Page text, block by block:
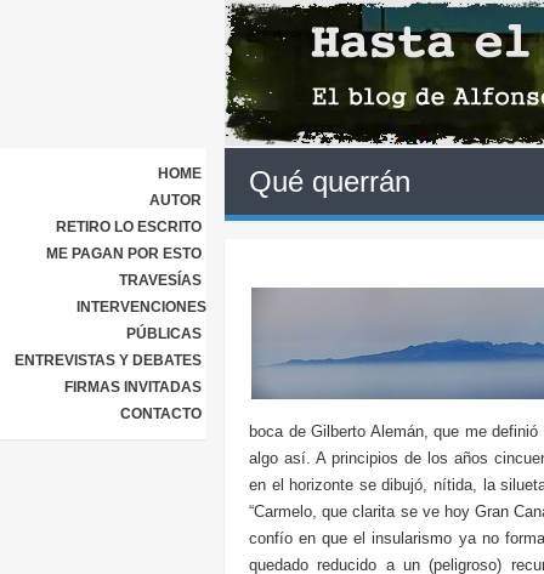
HOME
AUTOR
RETIRO LO ESCRITO
ME PAGAN POR ESTO
TRAVESÍAS
INTERVENCIONES
PÚBLICAS
ENTREVISTAS Y DEBATES
FIRMAS INVITADAS
CONTACTO
Qué querrán
boca de Gilberto Alemán, que me
algo así. A principios de los años
en el horizonte se dibujó, nítida, la
“Carmelo, que clarita se ve hoy Gran
confío en que el insularismo ya no
quedado reducido a un (peligroso)